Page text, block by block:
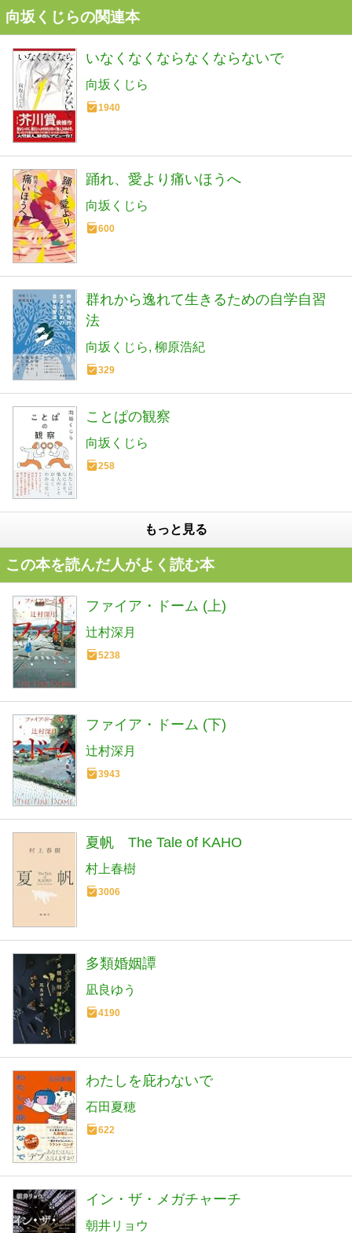
向坂くじらの関連本
いなくなくならなくならないで
向坂くじら
1940
踊れ、愛より痛いほうへ
向坂くじら
600
群れから逸れて生きるための自学自習
法
向坂くじら 柳原浩紀
329
ことぱの観察
向坂くじら
258
もっと見る
この本を読んだ人がよく読む本
ファイア・ドーム (上)
辻村深月
5238
ファイア・ドーム (下)
辻村深月
3943
夏帆 The Tale of KAHO
村上春樹
3006
多類婚姻譚
凪良ゆう
4190
わたしを庇わないで
石田夏穂
622
イン・ザ・メガチャーチ
朝井リョウ